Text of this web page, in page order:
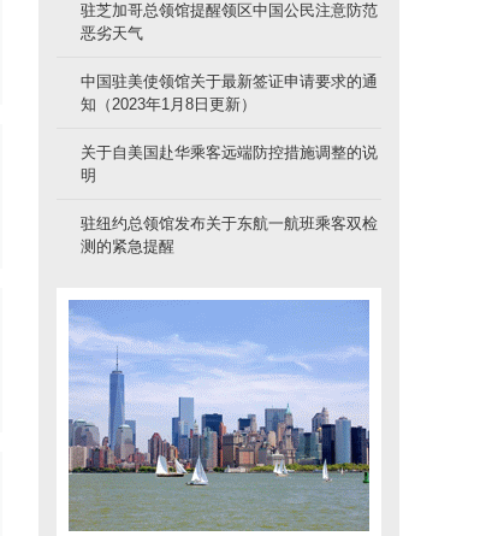
驻芝加哥总领馆提醒领区中国公民注意防范
恶劣天气
中国驻美使领馆关于最新签证申请要求的通
知（2023年1月8日更新）
关于自美国赴华乘客远端防控措施调整的说
明
驻纽约总领馆发布关于东航一航班乘客双检
测的紧急提醒